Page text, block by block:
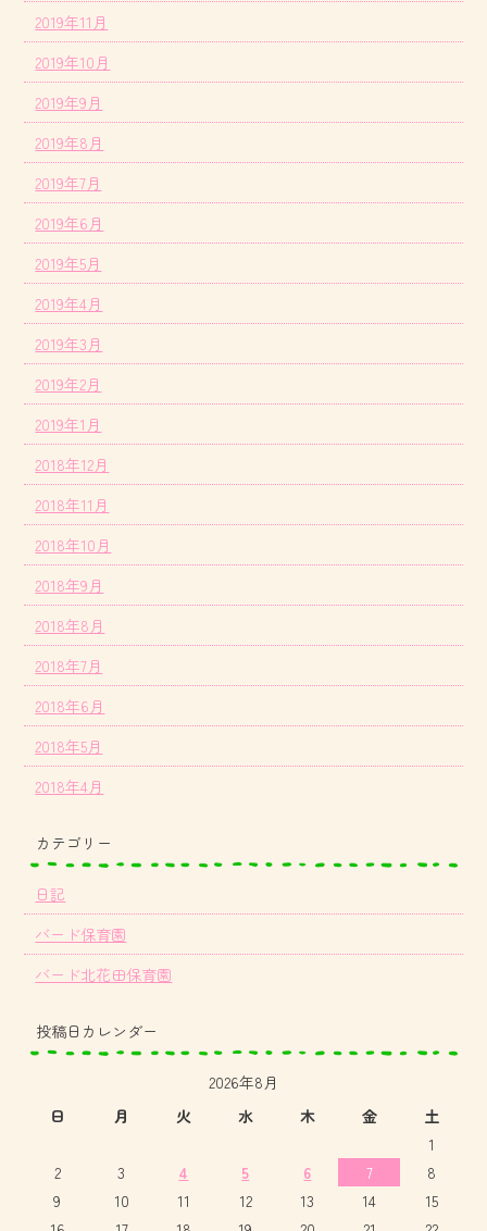
2019年11月
2019年10月
2019年9月
2019年8月
2019年7月
2019年6月
2019年5月
2019年4月
2019年3月
2019年2月
2019年1月
2018年12月
2018年11月
2018年10月
2018年9月
2018年8月
2018年7月
2018年6月
2018年5月
2018年4月
カテゴリー
日記
バード保育園
バード北花田保育園
投稿日カレンダー
2026年8月
日
月 火 水 木 金
土
1
2
3 4 5 6 7
8
9
10 11 12 13 14
15